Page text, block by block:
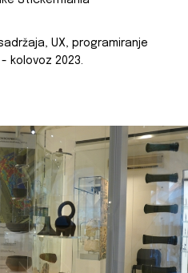
UX, programiranje
kolovoz 2023.